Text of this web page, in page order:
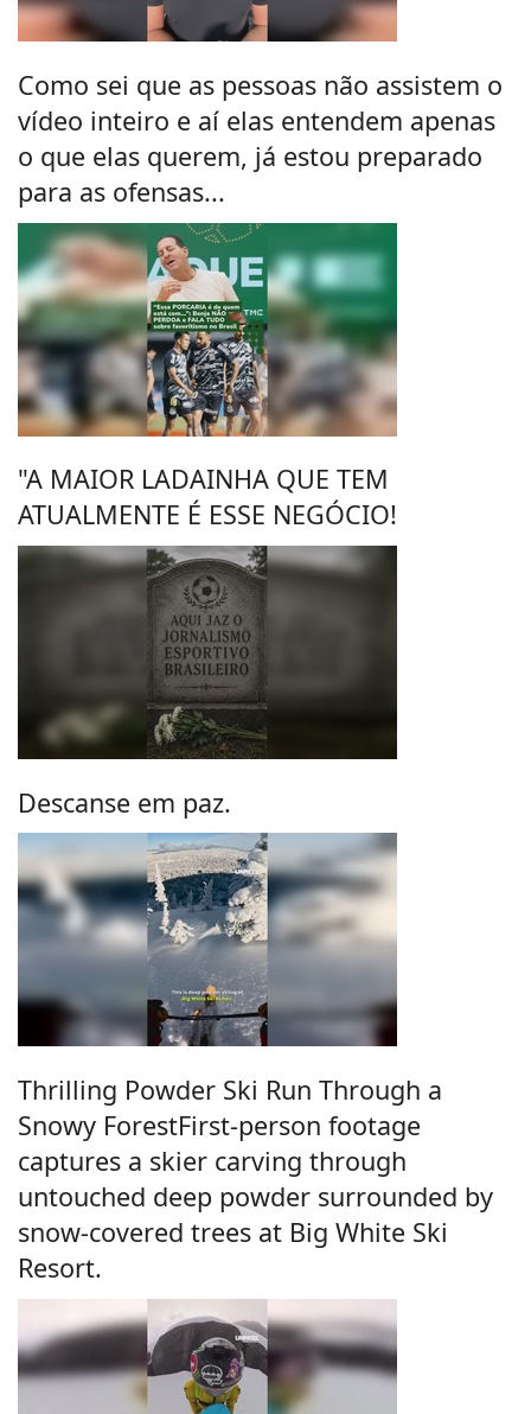
Como sei que as pessoas não assistem o
vídeo inteiro e aí elas entendem apenas
o que elas querem, já estou preparado
para as ofensas...
"A MAIOR LADAINHA QUE TEM
ATUALMENTE É ESSE NEGÓCIO!
Descanse em paz.
Thrilling Powder Ski Run Through a
Snowy ForestFirst-person footage
captures a skier carving through
untouched deep powder surrounded by
snow-covered trees at Big White Ski
Resort.